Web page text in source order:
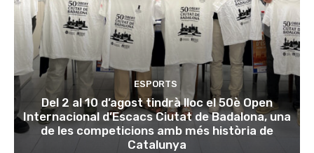
ESPORTS
Del 2 al 10 d’agost tindrà lloc el 50è Open
Internacional d’Escacs Ciutat de Badalona, una
de les competicions amb més història de
Catalunya